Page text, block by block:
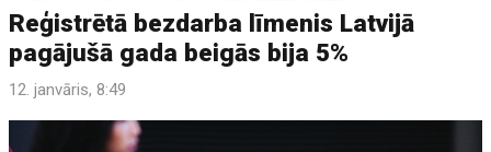
Reģistrētā bezdarba līmenis Latvijā
pagājušā gada beigās bija 5%
12. janvāris, 8:49